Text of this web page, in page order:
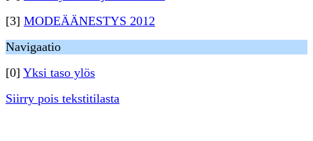
[3] MODEÄÄNESTYS 2012
Navigaatio
[0] Yksi taso ylös
Siirry pois tekstitilasta